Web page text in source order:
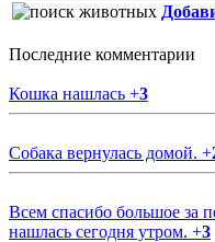
Последние комментарии
Кошка нашлась +3
Собака вернулась домой. +
Всем спасибо большое за
нашлась сегодня утром. +3